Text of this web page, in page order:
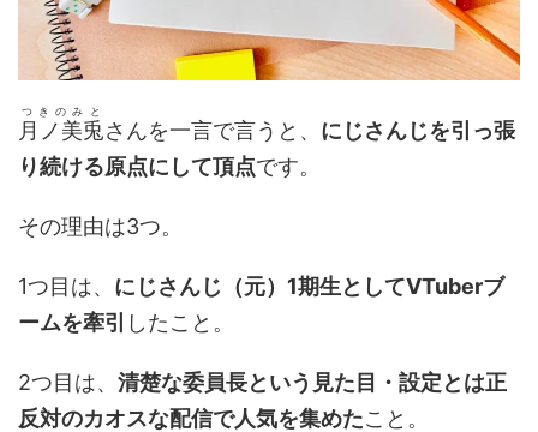
月ノ美兎
つきのみと
さんを一言で言うと、 にじさんじを引っ張
り続ける原点にして頂点です。
その理由は3つ。
1つ目は、 にじさんじ（元）1期生としてVTuberブ
ームを牽引 したこと。
2つ目は、 清楚な委員長という見た目・設定とは正
反対のカオスな配信で人気を集めたこと。